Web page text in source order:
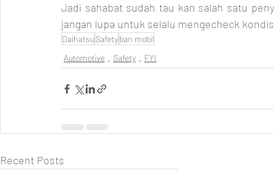
Jadi sahabat sudah tau kan salah satu
jangan lupa untuk selalu mengecheck
DaihatsuSafetyban mobil
Automotive
Safety FYI
Recent Posts